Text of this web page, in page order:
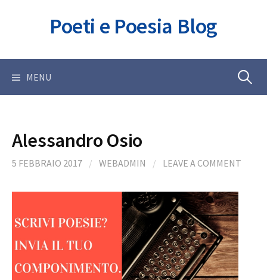
Poeti e Poesia Blog
MENU Ricerca
Alessandro Osio
5 FEBBRAIO 2017 / WEBADMIN / LEAVE A COMMENT